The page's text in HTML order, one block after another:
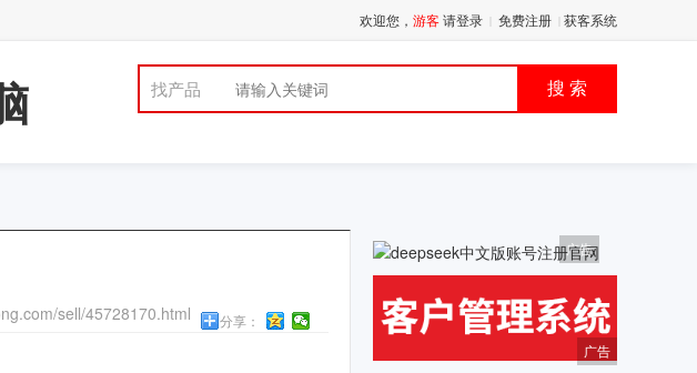
欢迎您， 游客请登录 免费注册 获客系统
找产品 搜 索
sell/45728170.html 分享：
广告
广告